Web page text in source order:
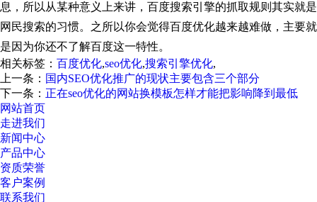
息，所以从某种意义上来讲，百度搜索引擎的抓取规则其实就是
网民搜索的习惯。之所以你会觉得百度优化越来越难做，主要就
是因为你还不了解百度这一特性。
相关标签： 百度优化,seo优化,搜索引擎优化,
上一条： 国内SEO优化推广的现状主要包含三个部分
下一条： 正在seo优化的网站换模板怎样才能把影响降到最低
网站首页
走进我们
新闻中心
产品中心
资质荣誉
客户案例
联系我们